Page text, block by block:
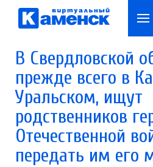
В Свердловской
прежде всего в
Уральском, ищут
родственников
Отечественной
передать им его